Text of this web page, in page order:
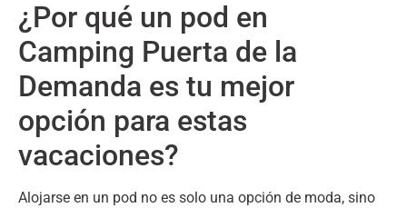
¿Por qué un pod en
Camping Puerta de la
Demanda es tu mejor
opción para estas
vacaciones?
Alojarse en un pod no es solo una opción de moda, sino